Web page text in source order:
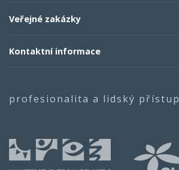
Veřejné zakázky
Kontaktní informace
profesionalita a lidský přístup